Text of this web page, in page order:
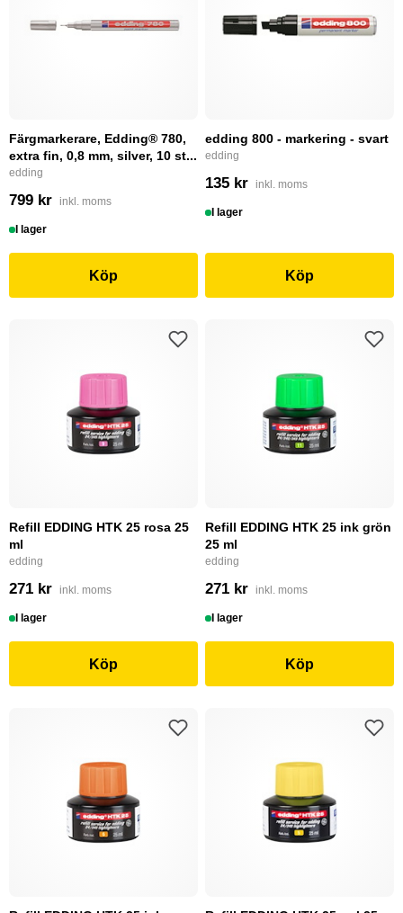
Färgmarkerare, Edding® 780,
extra fin, 0,8 mm, silver, 10 st...
edding
799 kr inkl. moms
I lager
Köp
edding 800 - markering - svart
edding
135 kr inkl. moms
I lager
Köp
Refill EDDING HTK 25 rosa 25
ml
edding
271 kr inkl. moms
I lager
Köp
Refill EDDING HTK 25 ink grön
25 ml
edding
271 kr inkl. moms
I lager
Köp